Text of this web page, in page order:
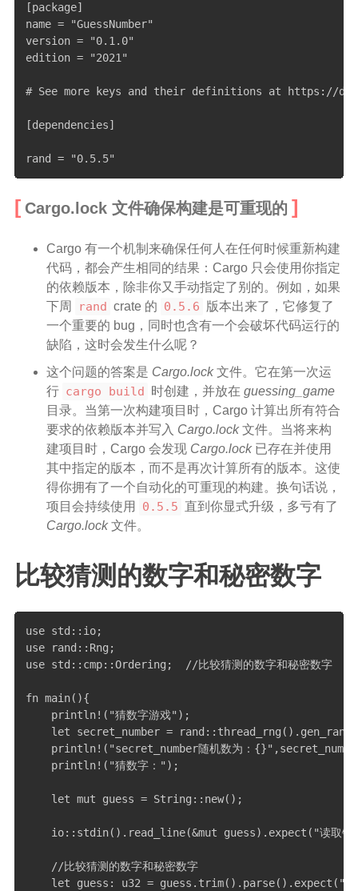
[package]
name = "GuessNumber"
version = "0.1.0"
edition = "2021"
# See more keys and their definitions at https://
[dependencies]
rand = "0.5.5"
Cargo.lock 文件确保构建是可重现的
Cargo 有一个机制来确保任何人在任何时候重新构建
代码，都会产生相同的结果：Cargo 只会使用你指定
的依赖版本，除非你又手动指定了别的。例如，如果
下周
rand crate 的 0.5.6 版本出来了，它修复了
一个重要的 bug，同时也含有一个会破坏代码运行的
缺陷，这时会发生什么呢？
这个问题的答案是 Cargo.lock文件。它在第一次运
行 cargo build 时创建，并放在 guessing_game
目录。当第一次构建项目时，Cargo 计算出所有符合
要求的依赖版本并写入 Cargo.lock文件。当将来构
建项目时，Cargo 会发现 Cargo.lock已存在并使用
其中指定的版本，而不是再次计算所有的版本。这使
得你拥有了一个自动化的可重现的构建。换句话说，
项目会持续使用
0.5.5 直到你显式升级，多亏有了
Cargo.lock文件。
比较猜测的数字和秘密数字
use std::io;
use rand::Rng;
use std::cmp::Ordering;  //比较猜测的数字和秘密数字
fn main(){
    println!("猜数字游戏");
let secret_number =
println!("secret_number随机数为：
    println!("猜数字：");
    let mut guess = String::new();
io::stdin().read_line(&mut guess).expect("读取错
    //比较猜测的数字和秘密数字
let guess: u32 = guess.trim().parse().expect("请